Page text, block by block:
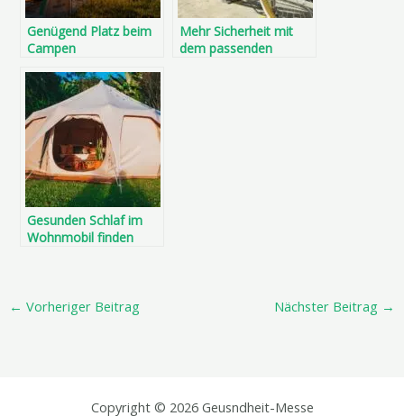
Genügend Platz beim
Campen
Mehr Sicherheit mit
dem passenden
Gesunden Schlaf im
Wohnmobil finden
← Vorheriger Beitrag Nächster Beitrag →
Copyright © 2026 Geusndheit-Messe